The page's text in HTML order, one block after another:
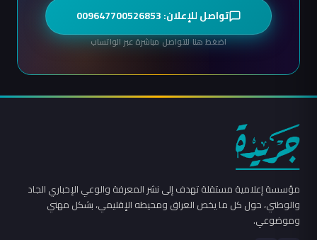
تواصل للإعلان: 009647700526853
اضغط هنا للتواصل مباشرة عبر الواتساب
مؤسسة إعلامية مستقلة تهدف إلى نشر المعرفة والوعي الإخباري الجاد
والوطني، حول كل ما يخص العراق ومحيطه الإقليمي، بشكل مهني
وموضوعي.